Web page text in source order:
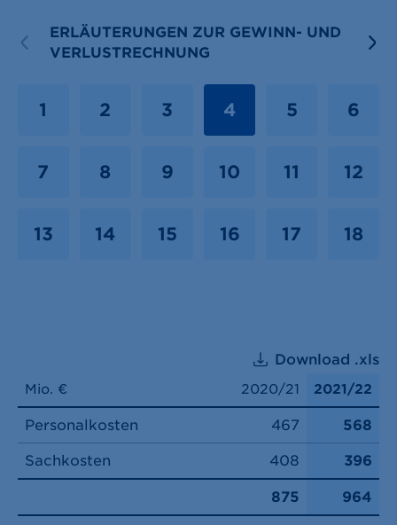
PREVIOUS
ERLÄUTERUNGEN ZUR GEWINN- UND
VERLUSTRECHNUNG
1 2 3 4 5 6
7 8 9 10 11 12
13 14 15 16 17 18
Download .xls
Mio. € 2020/21 2021/22
Personalkosten 467 568
Sachkosten 408 396
875 964